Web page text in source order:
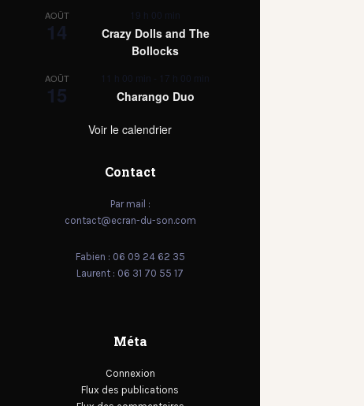
AOÛT
14
19 h 00 min
Crazy Dolls and The
Bollocks
AOÛT
15
11 h 00 min - 17 h 00 min
Charango Duo
Voir le calendrier
Contact
Par mail :
contact@ecran-du-son.com
Fabien : 06 09 24 62 35
Laurent : 06 31 70 55 17
Méta
Connexion
Flux des publications